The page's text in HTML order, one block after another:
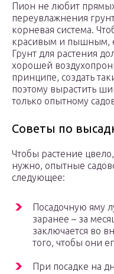
Пион не любит
переувлажнения
корневая система.
красивым и пышным,
Грунт для растения
хорошей
принципе, создать
поэтому вырастить
только опытному
Советы по
Чтобы растение
нужно, опытные
следующее:
Посадочную яму
заранее – за
заключается во
того, чтобы они
При посадке на